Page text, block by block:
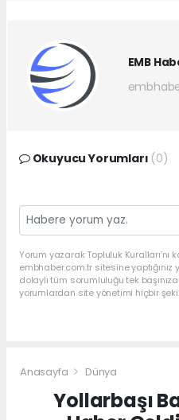
EMB
Okuyucu Yorumları (0)
Yorum yazarak Topluluk Kuralları’nı
embhaber.com.tr sitesine
dolaylı tüm sorumluluğu tek
yorumlardan site yönetimi hiçbir
Anasayfa Dünya
Yollarbaşı